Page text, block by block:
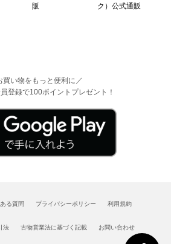
買い物をもっと便利に／
登録で100ポイントプレゼント！
る質問 プライバシーポリシー 利用規約
法 古物営業法に基づく記載 お問い合わせ